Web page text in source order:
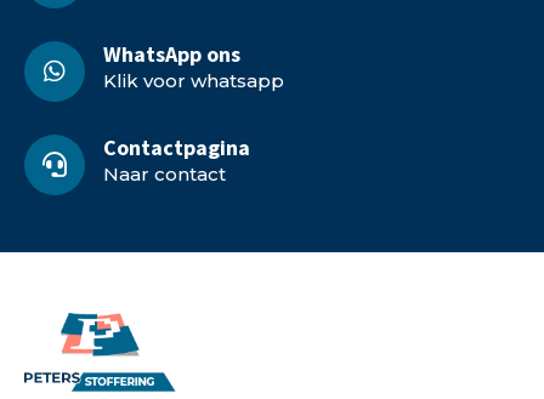
WhatsApp ons
Klik voor whatsapp
Contactpagina
Naar contact